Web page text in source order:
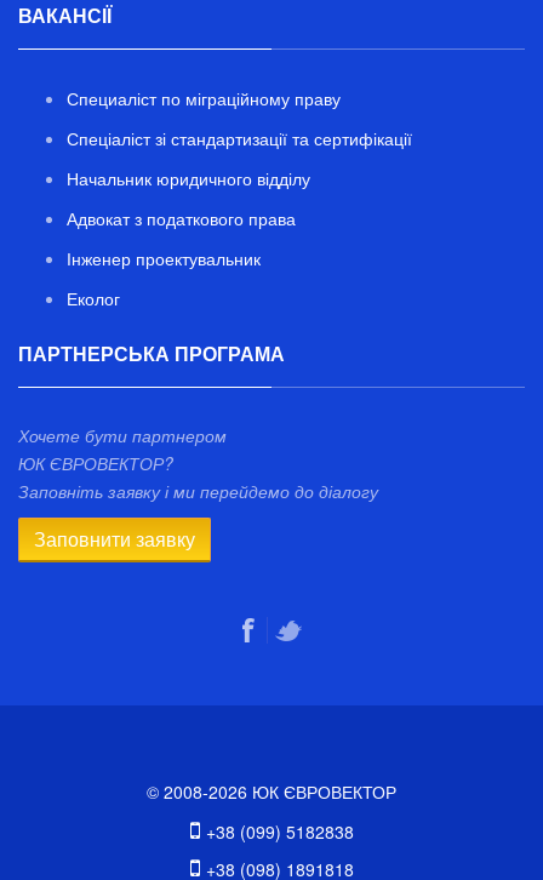
ВАКАНСІЇ
Специаліст по міграційному праву
Спеціаліст зі стандартизації та сертифікації
Начальник юридичного відділу
Адвокат з податкового права
Інженер проектувальник
Еколог
ПАРТНЕРСЬКА ПРОГРАМА
Хочете бути партнером
ЮК ЄВРОВЕКТОР?
Заповніть заявку і ми перейдемо до діалогу
Заповнити заявку
© 2008-2026 ЮК ЄВРОВЕКТОР
+38 (099) 5182838
+38 (098) 1891818